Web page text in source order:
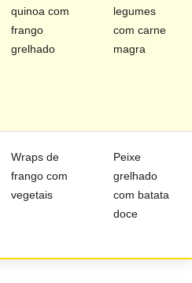
quinoa com
frango
grelhado
legumes
com carne
magra
Wraps de
frango com
vegetais
Peixe
grelhado
com batata
doce